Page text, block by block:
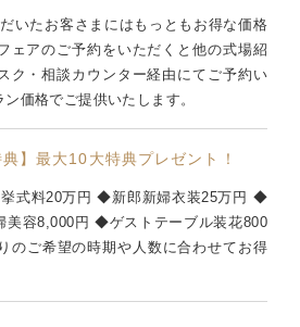
いたお客さまにはもっともお得な価格
ェアのご予約をいただくと他の式場紹
ク・相談カウンター経由にてご予約い
価格でご提供いたします。
典】最大10大特典プレゼント！
式料20万円 ◆新郎新婦衣装25万円 ◆
容8,000円 ◆ゲストテーブル装花800
のご希望の時期や人数に合わせてお得